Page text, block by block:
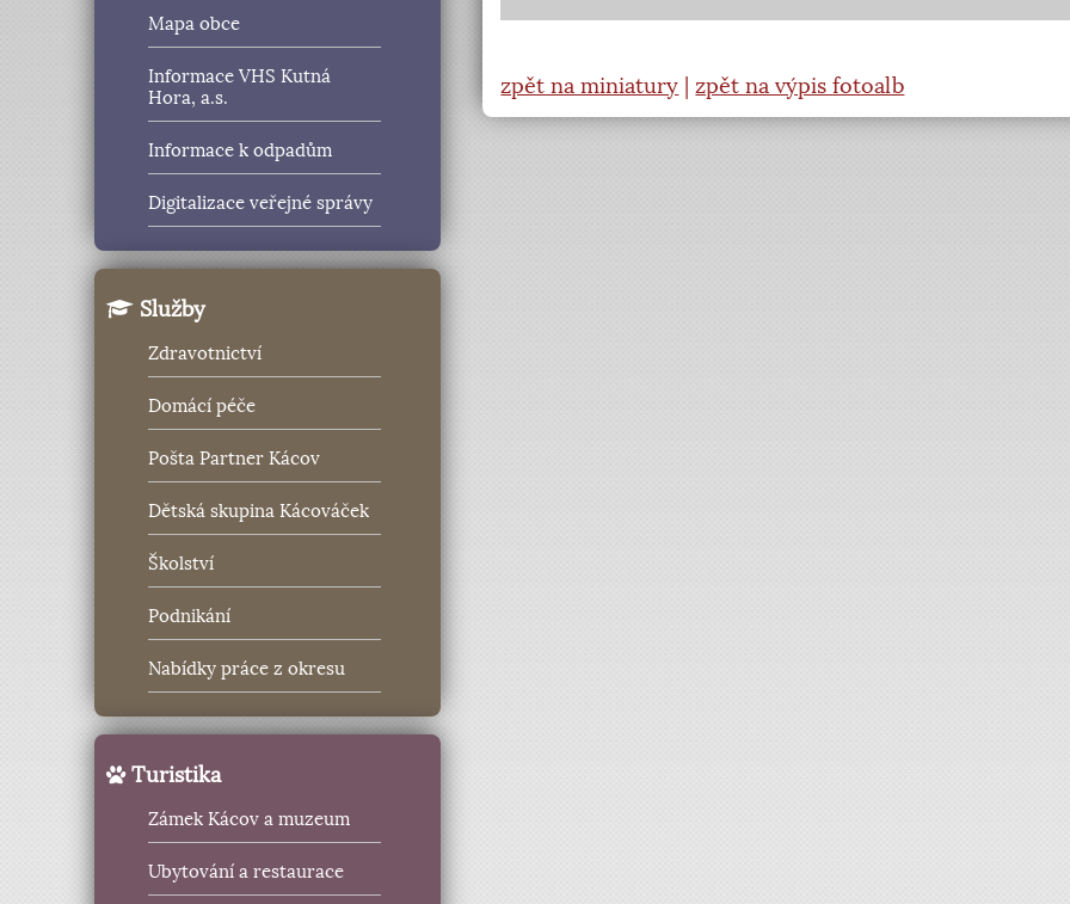
Mapa obce
Informace VHS Kutná
Hora, a.s.
Informace k odpadům
Digitalizace veřejné správy
Služby
Zdravotnictví
Domácí péče
Pošta Partner Kácov
Dětská skupina Kácováček
Školství
Podnikání
Nabídky práce z okresu
Turistika
Zámek Kácov a muzeum
Ubytování a restaurace
zpět na miniatury |zpět na výpis fotoalb